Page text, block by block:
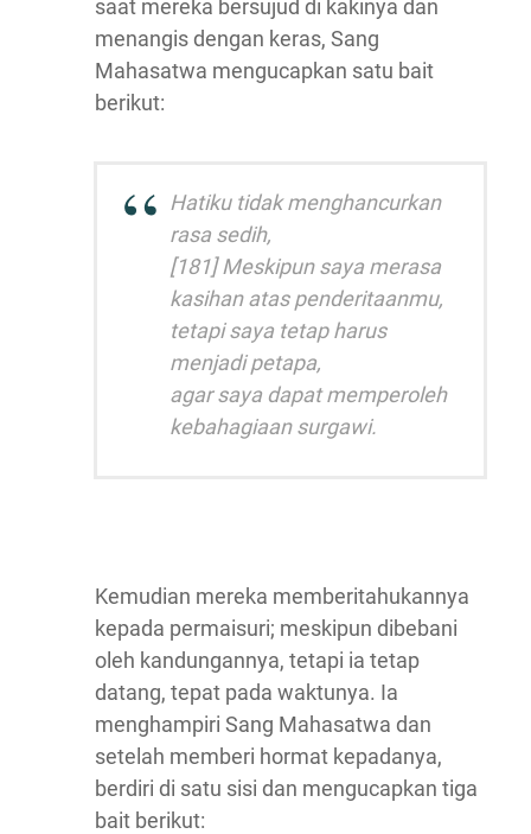
saat mereka bersujud di kakinya dan
menangis dengan keras, Sang
Mahasatwa mengucapkan satu bait
berikut:
Hatiku tidak menghancurkan
rasa sedih,
[181] Meskipun saya merasa
kasihan atas penderitaanmu,
tetapi saya tetap harus
menjadi petapa,
agar saya dapat memperoleh
kebahagiaan surgawi.
Kemudian mereka memberitahukannya
kepada permaisuri; meskipun dibebani
oleh kandungannya, tetapi ia tetap
datang, tepat pada waktunya. Ia
menghampiri Sang Mahasatwa dan
setelah memberi hormat kepadanya,
berdiri di satu sisi dan mengucapkan tiga
bait berikut: